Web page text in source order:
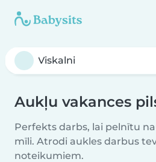
Aukļu vakances
Perfekts darbs, lai pelnītu
mīli. Atrodi aukles darbus
noteikumiem.